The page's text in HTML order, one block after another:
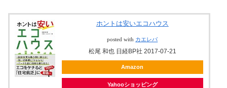
ホントは安いエコハウス
posted with カエレバ
松尾 和也 日経BP社 2017-07-21
Amazon
Yahooショッピング